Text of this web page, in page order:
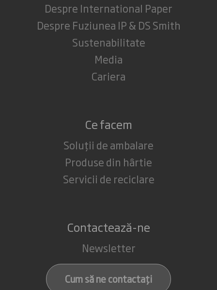
Despre International Paper
Despre Fuziunea IP & DS Smith
Sustenabilitate
Media
Cariera
Ce facem
Soluții de ambalare
Produse din hârtie
Servicii de reciclare
Contactează-ne
Newsletter
Cum să ne contactați